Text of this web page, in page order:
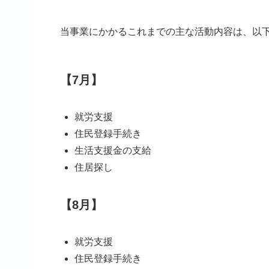
当事業にかかるこれまでの主な活動内容は、以
【7月】
就労支援
住民登録手続き
生活支援金の支給
住居探し
【8月】
就労支援
住民登録手続き